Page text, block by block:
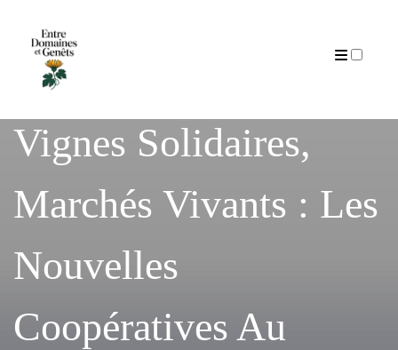
Vignes Solidaires,
Marchés Vivants : Les
Nouvelles
Coopératives Au